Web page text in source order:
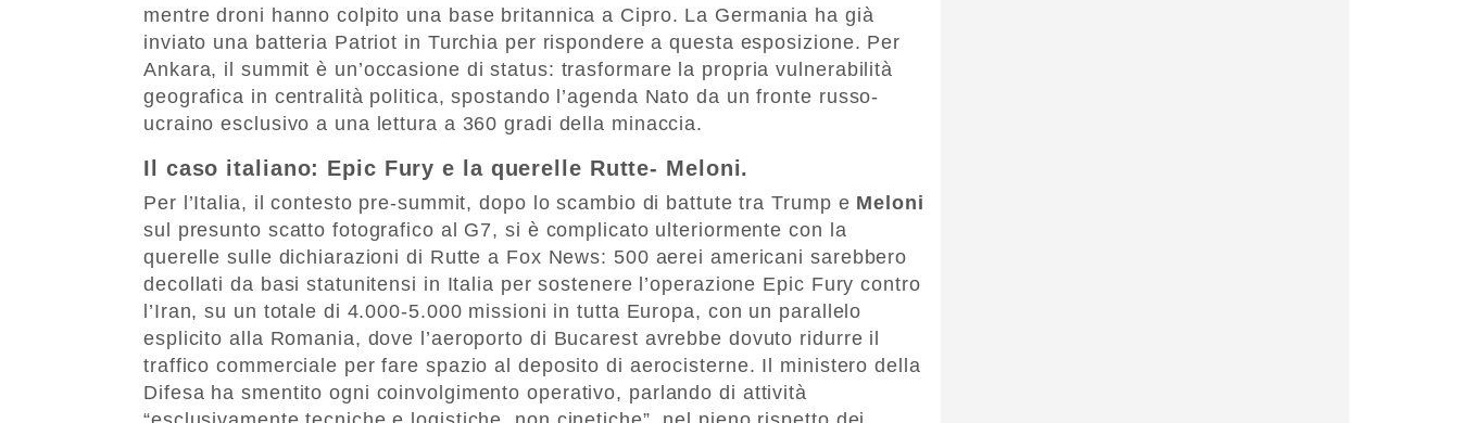
mentre droni hanno colpito una base britannica a Cipro. La Germania ha già
inviato una batteria Patriot in Turchia per rispondere a questa esposizione. Per
Ankara, il summit è un’occasione di status: trasformare la propria vulnerabilità
geografica in centralità politica, spostando l’agenda Nato da un fronte russo-
ucraino esclusivo a una lettura a 360 gradi della minaccia.
Il caso italiano: Epic Fury e la querelle Rutte- Meloni.
Per l’Italia, il contesto pre-summit, dopo lo scambio di battute tra Trump e Meloni
sul presunto scatto fotografico al G7, si è complicato ulteriormente con la
querelle sulle dichiarazioni di Rutte a Fox News: 500 aerei americani sarebbero
decollati da basi statunitensi in Italia per sostenere l’operazione Epic Fury contro
l’Iran, su un totale di 4.000-5.000 missioni in tutta Europa, con un parallelo
esplicito alla Romania, dove l’aeroporto di Bucarest avrebbe dovuto ridurre il
traffico commerciale per fare spazio al deposito di aerocisterne. Il ministero della
Difesa ha smentito ogni coinvolgimento operativo, parlando di attività